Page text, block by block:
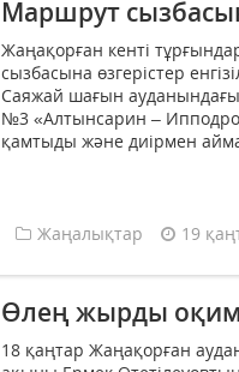
Маршрут
Жаңақорған кенті
сызбасына өзгерістер
Саяжай шағын ауданындағы
№3 «Алтынсарин –
қамтыды және диірмен
Жаңалықтар 19
Өлең жырды
18 қаңтар Жаңақорған